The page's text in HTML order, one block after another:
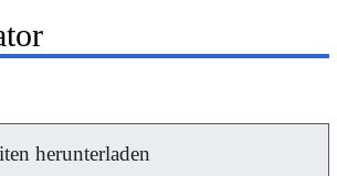
herunterladen